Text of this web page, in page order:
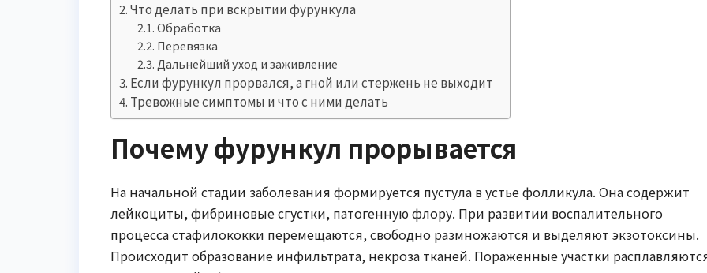
Что делать при вскрытии фурункула
Обработка
Перевязка
Дальнейший уход и заживление
Если фурункул прорвался, а гной или стержень не выходит
Тревожные симптомы и что с ними делать
Почему фурункул прорывается
На начальной стадии заболевания формируется пустула в устье фолликула. Она содержит
лейкоциты, фибриновые сгустки, патогенную флору. При развитии воспалительного
процесса стафилококки перемещаются, свободно размножаются и выделяют экзотоксины.
Происходит образование инфильтрата, некроза тканей. Пораженные участки